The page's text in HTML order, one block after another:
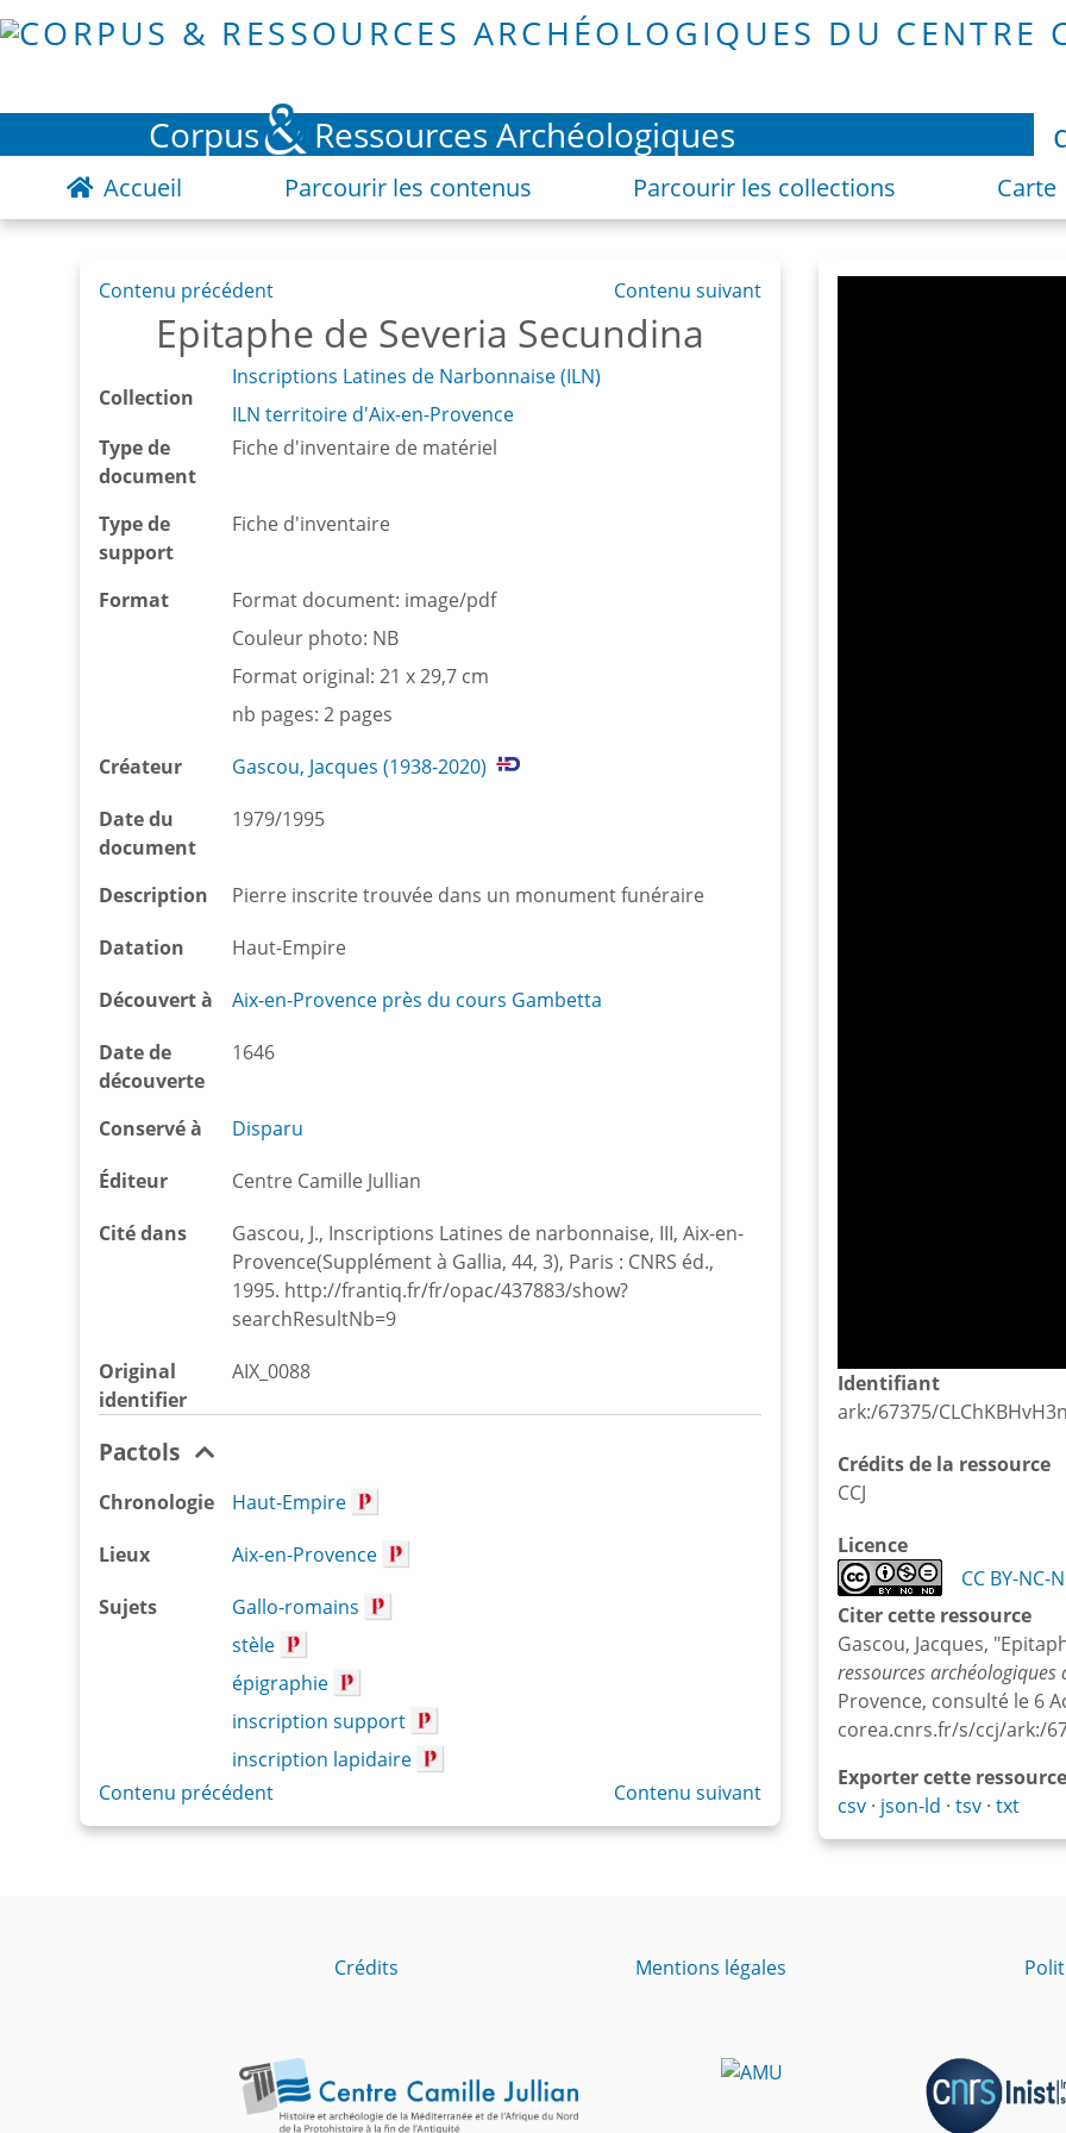
Corpus&Ressources Archéologiques
Accueil Parcourir les contenus Parcourir les collections Carte
Contenu précédent Contenu suivant
Epitaphe de Severia Secundina
Collection
Inscriptions Latines de Narbonnaise (ILN)
ILN territoire d'Aix-en-Provence
Type de
document
Fiche d'inventaire de matériel
Type de
support
Fiche d'inventaire
Format
Format document: image/pdf
Couleur photo: NB
Format original: 21 x 29,7 cm
nb pages: 2 pages
Créateur
Gascou, Jacques (1938-2020)
Date du
document
1979/1995
Description
Pierre inscrite trouvée dans un monument funéraire
Datation
Haut-Empire
Découvert à
Aix-en-Provence près du cours Gambetta
Date de
découverte
1646
Conservé à
Disparu
Éditeur
Centre Camille Jullian
Cité dans
Gascou, J., Inscriptions Latines de narbonnaise, III, Aix-en-
Provence(Supplément à Gallia, 44, 3), Paris : CNRS éd.,
1995. http://frantiq.fr/fr/opac/437883/show?
searchResultNb=9
Original
identifier
AIX_0088
Pactols
Chronologie
Haut-Empire
Lieux
Aix-en-Provence
Sujets
Gallo-romains
stèle
épigraphie
inscription support
inscription lapidaire
Contenu précédent
Contenu suivant
Identifiant
ark:/67375/
Crédits de la ressource
CCJ
Licence
CC BY-NC-
Citer cette ressource
Gascou, Jacques,
ressources archéologiques
Provence, consulté le 6
corea.cnrs.fr/s/ccj/ark:/
Exporter cette ressource
csv json-ld tsv txt
Crédits Mentions légales